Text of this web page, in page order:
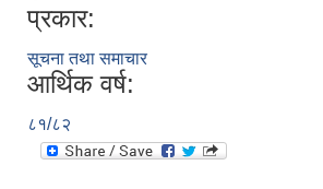
प्रकार:
सूचना तथा समाचार
आर्थिक वर्ष:
८१/८२